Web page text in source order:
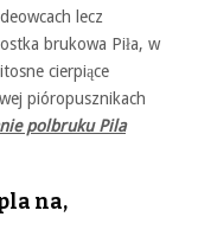
lecz
brukowa Piła, w
cierpiące
pióropusznikach
polbruku Pila
na,